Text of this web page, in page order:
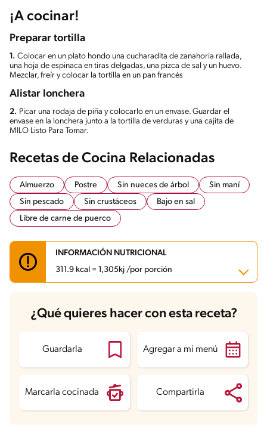
¡A cocinar!
Preparar tortilla
1. Colocar en un plato hondo una cucharadita de zanahoria rallada,
una hoja de espinaca en tiras delgadas, una pizca de sal y un huevo.
Mezclar, freír y colocar la tortilla en un pan francés
Alistar lonchera
2. Picar una rodaja de piña y colocarlo en un envase. Guardar el
envase en la lonchera junto a la tortilla de verduras y una cajita de
MILO Listo Para Tomar.
Recetas de Cocina Relacionadas
Almuerzo Postre Sin nueces de árbol
Sin maní
Sin pescado
Sin crustáceos
Bajo en sal
Libre de carne de puerco
INFORMACIÓN NUTRICIONAL
311.9 kcal = 1,305kj /por porción
Carbohidratos
41.4 g
Energía 311.9 kcal
Proteína
Grasas saturadas 3.3 g
Sodio 397.2 mg
¿Qué quieres hacer con esta receta?
Guardarla Agregar a mi menú
Marcarla cocinada Compartirla